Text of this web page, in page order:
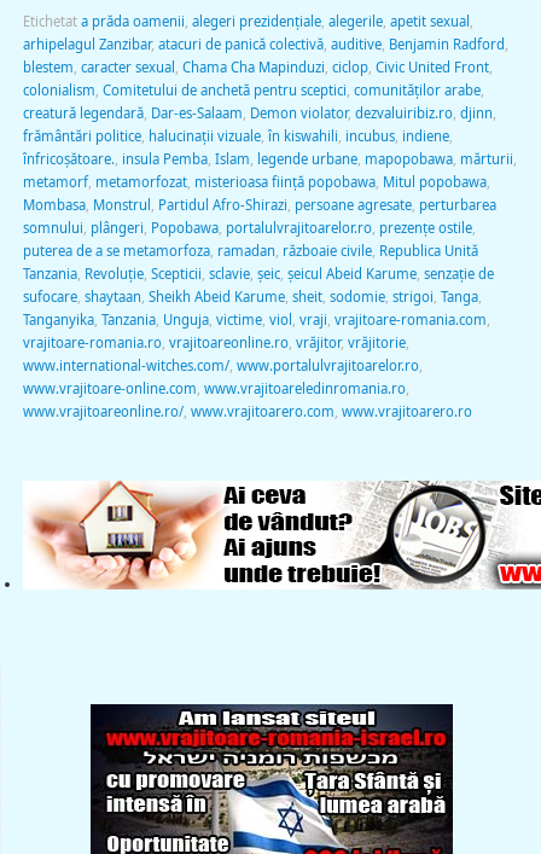
Etichetat a prăda oamenii alegeri prezidenţiale, alegerile, apetit sexual
arhipelagul Zanzibar, atacuri de panică colectivă, auditive, Benjamin Radford
blestem caracter sexual Chama Cha Mapinduzi ciclop, Civic United Front,
colonialism Comitetului de anchetă pentru sceptici comunităţilor arabe,
creatură legendară, Dar-es-Salaam Demon violator, dezvaluiribiz.ro, djinn
frământări politice, halucinaţii vizuale,în kiswahili incubus, indiene,
înfricoşătoare. insula Pemba, Islam legende urbane, mapopobawa, mărturii
metamorf, metamorfozat, misterioasa fiinţă popobawa, Mitul popobawa,
Mombasa, Monstrul Partidul Afro-Shirazi persoane agresate, perturbarea
somnului plângeri Popobawa, portalulvrajitoarelor.ro, prezenţe ostile,
puterea de a se metamorfoza, ramadan războaie civile, Republica Unită
Tanzania, Revoluţie, Scepticii sclavie, şeic, şeicul Abeid Karume, senzaţie de
sufocare, shaytaan Sheikh Abeid Karume, sheit, sodomie, strigoi Tanga,
Tanganyika, Tanzania, Unguja, victime, viol vraji vrajitoare-romania.com
vrajitoare-romania.ro, vrajitoareonline.ro, vrăjitor, vrăjitorie,
www.international-witches.com/, www.portalulvrajitoarelor.ro,
www.vrajitoare-online.com www.vrajitoareledinromania.ro,
www.vrajitoareonline.ro/, www.vrajitoarero.com www.vrajitoarero.ro